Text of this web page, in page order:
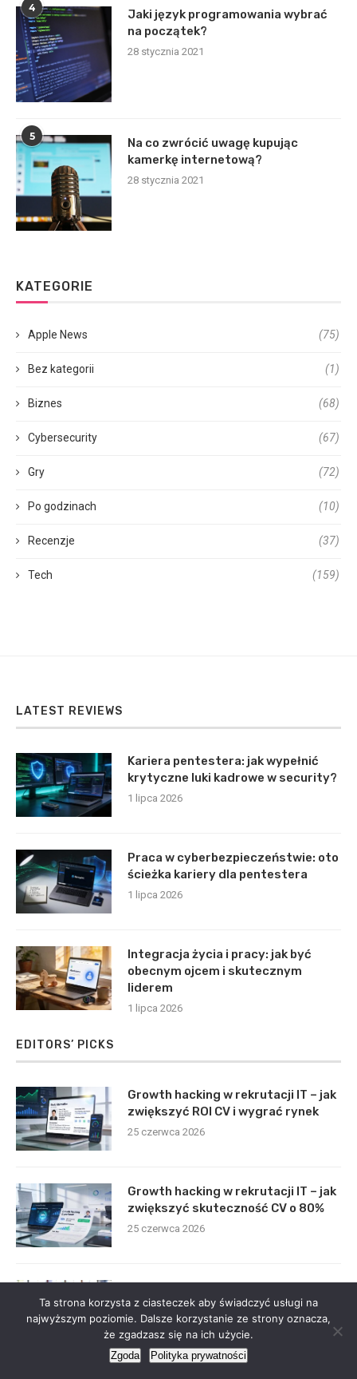
4
Jaki język programowania wybrać
na początek?
28 stycznia 2021
5
Na co zwrócić uwagę kupując
kamerkę internetową?
28 stycznia 2021
KATEGORIE
Apple News (75)
Bez kategorii (1)
Biznes (68)
Cybersecurity (67)
Gry (72)
Po godzinach (10)
Recenzje (37)
Tech (159)
LATEST REVIEWS
Kariera pentestera: jak wypełnić
krytyczne luki kadrowe w security?
1 lipca 2026
Praca w cyberbezpieczeństwie: oto
ścieżka kariery dla pentestera
1 lipca 2026
Integracja życia i pracy: jak być
obecnym ojcem i skutecznym
liderem
1 lipca 2026
EDITORS’ PICKS
Growth hacking w rekrutacji IT – jak
zwiększyć ROI CV i wygrać rynek
25 czerwca 2026
Growth hacking w rekrutacji IT – jak
zwiększyć skuteczność CV o 80%
25 czerwca 2026
zyskać 5x więcej ofert w sektorze
IT
21 czerwca 2026
Ta strona korzysta z ciasteczek aby świadczyć usługi na
najwyższym poziomie. Dalsze korzystanie ze strony oznacza,
że zgadzasz się na ich użycie.
Zgoda Polityka prywatności